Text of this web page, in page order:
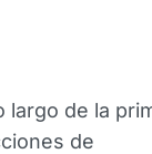
largo de la
de